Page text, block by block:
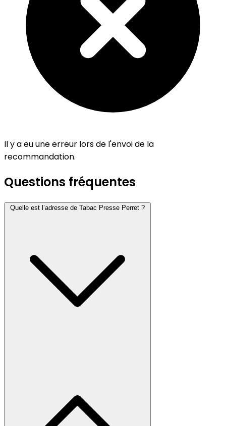
Il y a eu une erreur lors de l'envoi de la
recommandation.
Questions fréquentes
Quelle est l’adresse de Tabac Presse Perret ?